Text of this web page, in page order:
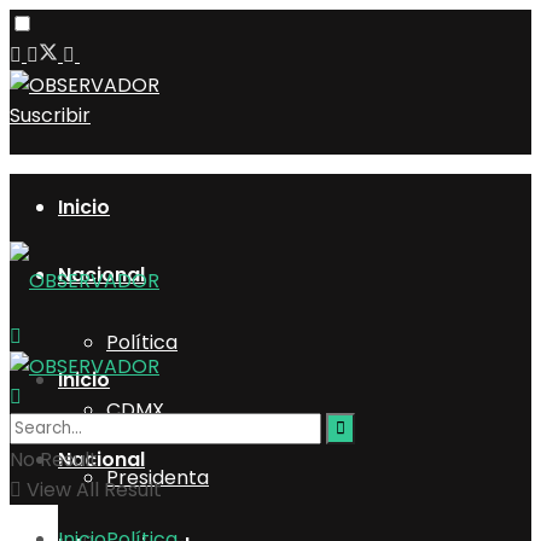
Suscribir
Inicio
Nacional
Política
CDMX
Presidenta
Inicio
Nacional
No Result
View All Result